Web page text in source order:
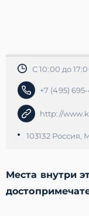
С 10:00 до
+7 (495)
http://
103132 Россия,
Места внутри